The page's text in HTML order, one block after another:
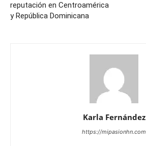
reputación en Centroamérica
y República Dominicana
Karla Fernández
https://mipasionhn.com